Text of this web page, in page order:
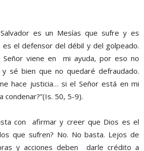
es un Mesías que sufre y es
es el defensor del débil y del golpeado.
Señor viene en mi ayuda, por eso no
sé bien que no quedaré defraudado.
hace justicia…si el Señor está en mi
condenar?”(Is. 50, 5-9).
con afirmar y creer que Dios es el
que sufren? No. No basta. Lejos de
yacciones deben darle crédito a